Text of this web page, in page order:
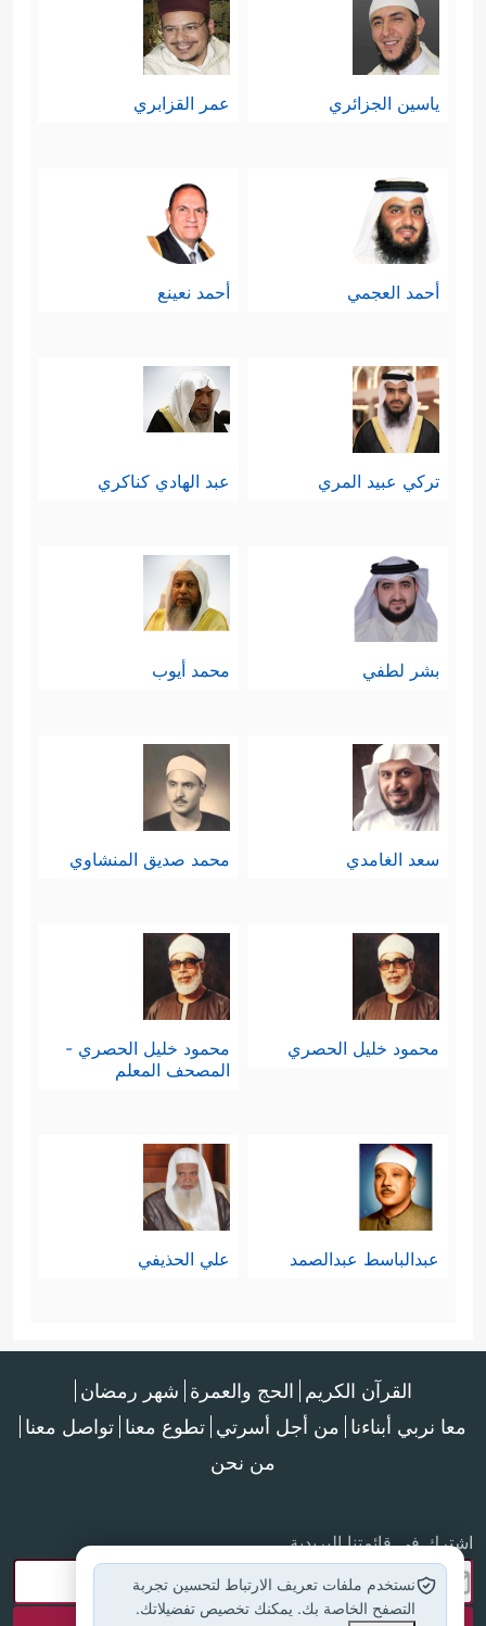
ياسين الجزائري عمر القزابري
أحمد العجمي أحمد نعينع
تركي عبيد المري عبد الهادي كناكري
بشر لطفي محمد أيوب
سعد الغامدي محمد صديق المنشاوي
محمود خليل الحصري
محمود خليل الحصري -
المصحف المعلم
عبدالباسط عبدالصمد علي الحذيفي
القرآن الكريم الحج والعمرة شهر رمضان
معا نربي أبناءنا من أجل أسرتي تطوع معنا تواصل معنا
من نحن
اشترك في قائمتنا البريدية
نستخدم ملفات تعريف الارتباط لتحسين تجربة
التصفح الخاصة بك. يمكنك تخصيص تفضيلاتك.